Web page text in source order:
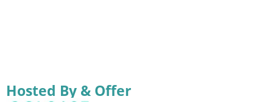
Hosted By & Offer